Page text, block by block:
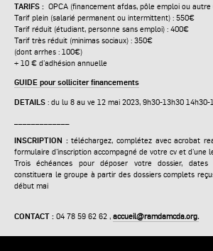
TARIFS : OPCA (financement afdas, pôle emploi ou autre
Tarif plein (salarié permanent ou intermittent) : 550€
Tarif réduit (étudiant, personne sans emploi) : 400€
Tarif très réduit (minimas sociaux) : 350€
(dont arrhes : 100€)
+ 10 € d'adhésion annuelle
GUIDE pour solliciter financements
DETAILS : du lu 8 au ve 12 mai 2023, 9h30-13h30 14h30-
INSCRIPTION :téléchargez, complétez avec acrobat
formulaire d'inscription accompagné de votre cv et d'une
Trois échéances pour déposer votre dossier,
constituera le groupe à partir des dossiers complets
début mai
CONTACT : 04 78 59 62 62 , accueil@ramdamcda.org.